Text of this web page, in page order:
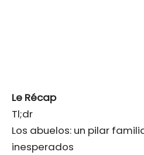
Le Récap
Tl;dr
Los abuelos: un pilar
inesperados